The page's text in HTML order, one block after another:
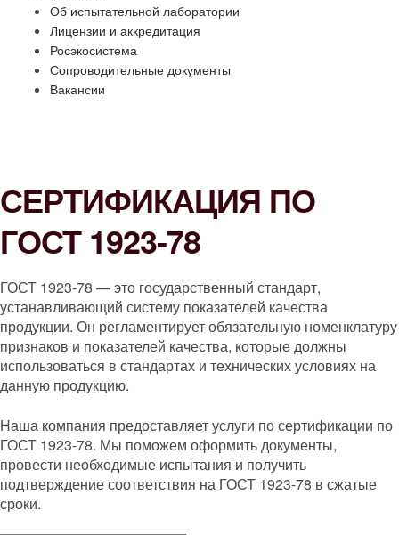
Об испытательной лаборатории
Лицензии и аккредитация
Росэкосистема
Сопроводительные документы
Вакансии
СЕРТИФИКАЦИЯ ПО
ГОСТ 1923-78
ГОСТ 1923-78 — это государственный стандарт,
устанавливающий систему показателей качества
продукции. Он регламентирует обязательную номенклатуру
признаков и показателей качества, которые должны
использоваться в стандартах и технических условиях на
данную продукцию.
Наша компания предоставляет услуги по сертификации по
ГОСТ 1923-78. Мы поможем оформить документы,
провести необходимые испытания и получить
подтверждение соответствия на ГОСТ 1923-78 в сжатые
сроки.